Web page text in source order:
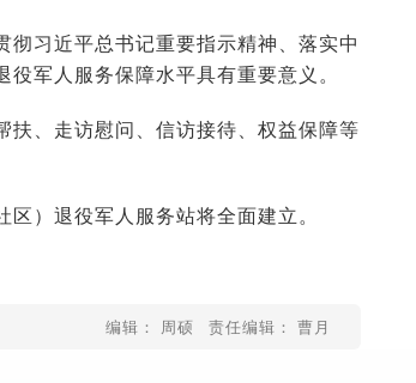
习近平总书记重要指示精神、落实中
军人服务保障水平具有重要意义。
、走访慰问、信访接待、权益保障等
）退役军人服务站将全面建立。
编辑： 周硕 责任编辑： 曹月